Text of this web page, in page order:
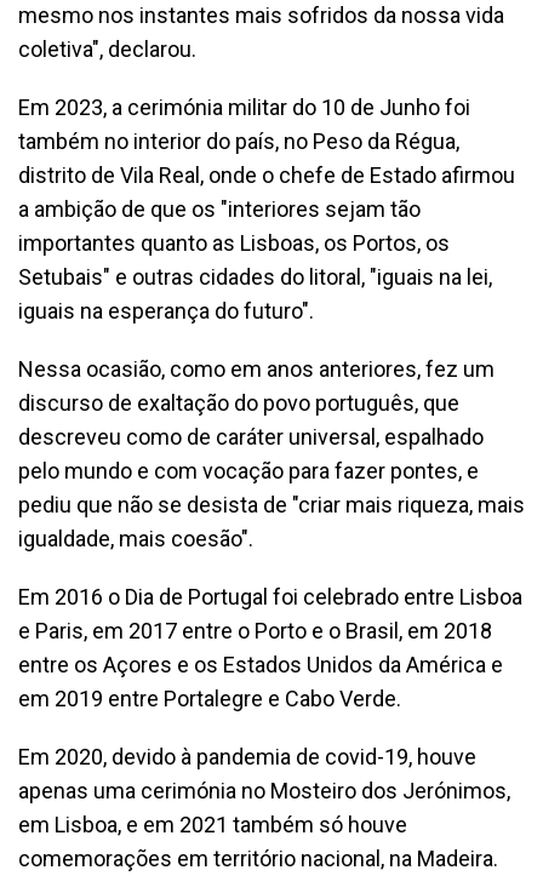
mesmo nos instantes mais sofridos da nossa vida
coletiva", declarou.
Em 2023, a cerimónia militar do 10 de Junho foi
também no interior do país, no Peso da Régua,
distrito de Vila Real, onde o chefe de Estado afirmou
a ambição de que os "interiores sejam tão
importantes quanto as Lisboas, os Portos, os
Setubais" e outras cidades do litoral, "iguais na lei,
iguais na esperança do futuro".
Nessa ocasião, como em anos anteriores, fez um
discurso de exaltação do povo português, que
descreveu como de caráter universal, espalhado
pelo mundo e com vocação para fazer pontes, e
pediu que não se desista de "criar mais riqueza, mais
igualdade, mais coesão".
Em 2016 o Dia de Portugal foi celebrado entre Lisboa
e Paris, em 2017 entre o Porto e o Brasil, em 2018
entre os Açores e os Estados Unidos da América e
em 2019 entre Portalegre e Cabo Verde.
Em 2020, devido à pandemia de covid-19, houve
apenas uma cerimónia no Mosteiro dos Jerónimos,
em Lisboa, e em 2021 também só houve
comemorações em território nacional, na Madeira.